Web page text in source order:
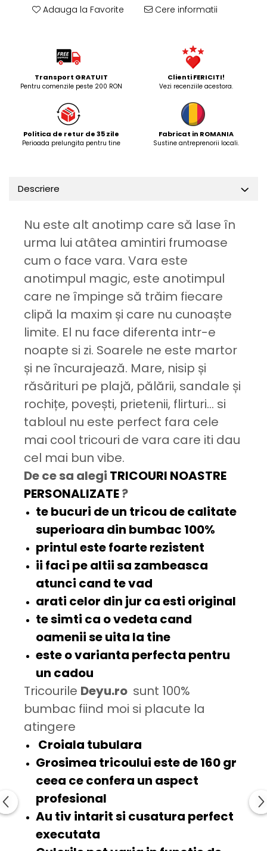
Adauga la Favorite Cere informatii
Transport GRATUIT
Pentru comenzile peste 200 RON
Clienti FERICITI!
Vezi recenziile acestora.
Politica de retur de 35 zile
Perioada prelungita pentru tine
Fabricat in ROMANIA
Sustine antreprenorii locali.
Descriere
Nu este alt anotimp care să lase în
urma lui atâtea amintiri frumoase
cum o face vara. Vara este
anotimpul magic, este anotimpul
care ne împinge să trăim fiecare
clipă la maxim și care nu cunoaște
limite. El nu face diferenta intr-e
noapte si zi. Soarele ne este martor
și ne încurajează. Mare, nisip și
răsărituri pe plajă, pălării, sandale și
rochițe, povești, prietenii, flirturi... si
tabloul nu este perfect fara cele
mai cool tricouri de vara care iti dau
cel mai bun vibe.
De ce sa alegi TRICOURI NOASTRE
PERSONALIZATE?
te bucuri de un tricou decalitate
superioara din bumbac 100%
printul estefoarte rezistent
ii faci pe altii sa zambeasca
atunci cand te vad
arati celor din jur ca esti original
te simti ca ovedeta cand
oamenii se uita la tine
este o varianta perfecta pentru
un cadou
Tricourile Deyu.ro sunt 100%
bumbac fiind moi si placute la
atingere
Croiala tubulara
Grosimea tricoului este de160 gr
ceea ce confera un aspect
profesional
Au tiv intarit si cusatura perfect
executata